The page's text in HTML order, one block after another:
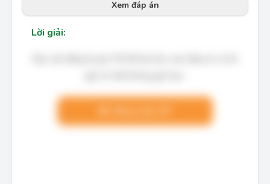
Xem đáp án
Lời giải: